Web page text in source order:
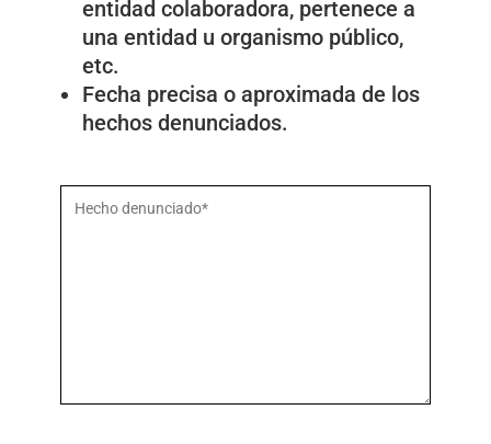
entidad colaboradora, pertenece a
una entidad u organismo público,
etc.
Fecha precisa o aproximada de los
hechos denunciados.